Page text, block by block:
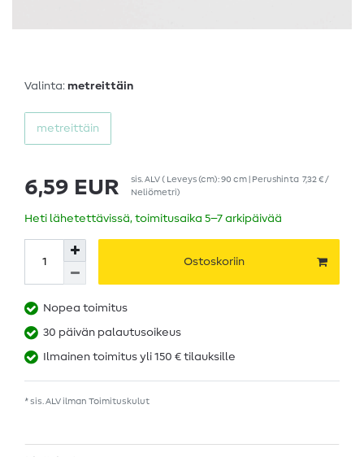
Valinta: metreittäin
metreittäin
6,59 EUR sis. ALV( Leveys (cm): 90 cm | Perushinta 7,32 € /
Neliömetri)
Heti lähetettävissä, toimitusaika 5–7 arkipäivää
Ostoskoriin
Nopea toimitus
30 päivän palautusoikeus
Ilmainen toimitus yli 150 € tilauksille
* sis. ALV ilman Toimituskulut